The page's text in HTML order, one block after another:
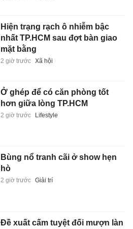
Hiện trạng rạch ô nhiễm bậc
nhất TP.HCM sau đợt bàn giao
mặt bằng
2 giờ trước Xã hội
Ở ghép để có căn phòng tốt
hơn giữa lòng TP.HCM
2 giờ trước Lifestyle
Bùng nổ tranh cãi ở show hẹn
hò
2 giờ trước Giải trí
Đề xuất cấm tuyệt đối mượn làn